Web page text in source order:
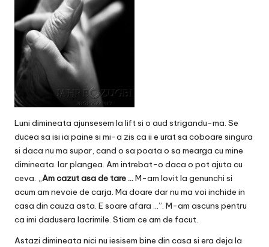
Luni dimineata ajunsesem la lift si o aud strigandu-ma. Se
ducea sa isi ia paine si mi-a zis ca ii e urat sa coboare singura
si daca nu ma supar, cand o sa poata o sa mearga cu mine
dimineata. Iar plangea. Am intrebat-o daca o pot ajuta cu
ceva. „Am cazut asa de tare …M-am lovit la genunchi si
acum am nevoie de carja. Ma doare dar nu ma voi inchide in
casa din cauza asta. E soare afara …”. M-am ascuns pentru
ca imi dadusera lacrimile. Stiam ce am de facut.
Astazi dimineata nici nu iesisem bine din casa si era deja la